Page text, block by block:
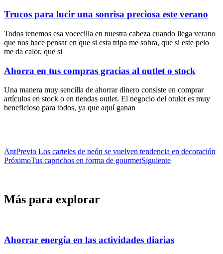
Trucos para lucir una sonrisa preciosa este verano
Todos tenemos esa vocecilla en nuestra cabeza cuando llega verano
que nos hace pensar en que si esta tripa me sobra, que si este pelo
me da calor, que si
Ahorra en tus compras gracias al outlet o stock
Una manera muy sencilla de ahorrar dinero consiste en comprar
artículos en stock o en tiendas outlet. El negocio del otulet es muy
beneficioso para todos, ya que aquí ganan
AntPrevio Los carteles de neón se vuelven tendencia en decoración
PróximoTus caprichos en forma de gourmetSiguiente
Más para explorar
Ahorrar energía en las actividades diarias